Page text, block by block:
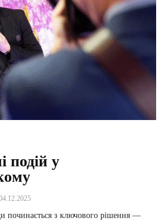
подій у
починається з ключового рішення —